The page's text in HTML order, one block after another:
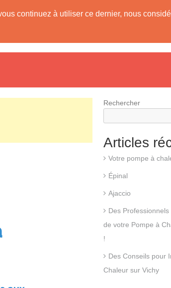
continuez à utiliser ce dernier, nous
Rechercher
Articles
Votre pompe à
Épinal
Ajaccio
Des Professionnels
de votre Pompe à
!
Des Conseils pour
Chaleur sur Vichy